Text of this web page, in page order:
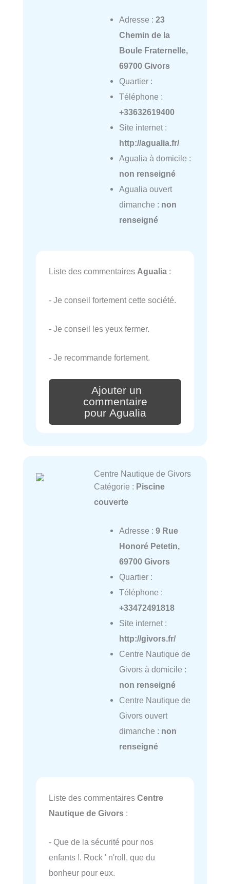
Adresse : 23
Chemin de la
Boule Fraternelle,
69700 Givors
Quartier :
Téléphone :
+33632619400
Site internet :
http://agualia.fr/
Agualia à domicile :
non renseigné
Agualia ouvert
dimanche : non
renseigné
Liste des commentaires Agualia :
- Je conseil fortement cette société.
- Je conseil les yeux fermer.
- Je recommande fortement.
Ajouter un
commentaire
pour Agualia
Centre Nautique de Givors
Catégorie : Piscine
couverte
Adresse : 9 Rue
Honoré Petetin,
69700 Givors
Quartier :
Téléphone :
+33472491818
Site internet :
http://givors.fr/
Centre Nautique de
Givors à domicile :
non renseigné
Centre Nautique de
Givors ouvert
dimanche : non
renseigné
Liste des commentaires Centre
Nautique de Givors :
- Que de la sécurité pour nos
enfants !. Rock ' n'roll, que du
bonheur pour eux.